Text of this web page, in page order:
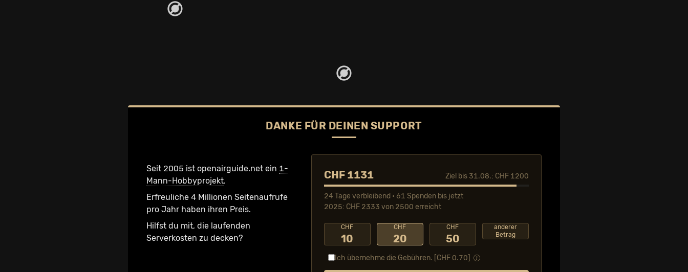
DANKE FÜR DEINEN SUPPORT
Seit 2005 ist openairguide.net ein 1-
Mann-Hobbyprojekt.
Erfreuliche 4 Millionen Seiten­aufrufe
pro Jahr haben ihren Preis.
Hilfst du mit, die laufenden
Serverkosten zu decken?
CHF 1131 Ziel bis 31.08.: CHF 1200
24 Tage verbleibend • 61 Spenden bis jetzt
2025: CHF 2333 von 2500 erreicht
CHF
10
CHF
20
CHF
50
anderer
Betrag
Ich übernehme die Gebühren. [CHF0.70